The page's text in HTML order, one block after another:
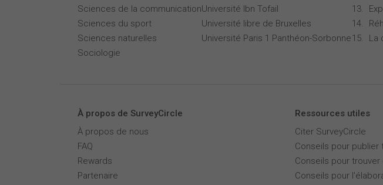
Sciences de la communication
Sciences du sport
Sciences naturelles
Sociologie
Université Ibn Tofail
Université libre de Bruxelles
Université Paris 1 Panthéon-Sorbonne
La
À propos de SurveyCircle
À propos de nous
FAQ
Rewards
Partenaire
Ressources utiles
Citer SurveyCircle
Conseils pour publier
Conseils pour
Conseils pour